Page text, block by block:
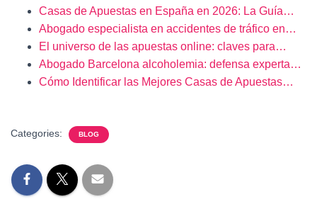
Casas de Apuestas en España en 2026: La Guía…
Abogado especialista en accidentes de tráfico en…
El universo de las apuestas online: claves para…
Abogado Barcelona alcoholemia: defensa experta…
Cómo Identificar las Mejores Casas de Apuestas…
Categories: BLOG